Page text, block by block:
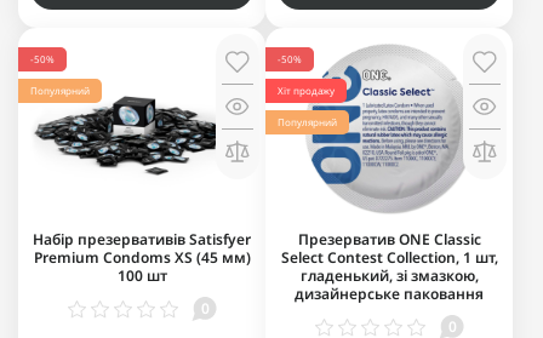
-50%
Популярний
Набір презервативів Satisfyer
Premium Condoms XS (45 мм)
100 шт
0
-50%
Хіт продажу
Популярний
Презерватив ONE Classic
Select Contest Collection, 1 шт,
гладенький, зі змазкою,
дизайнерське паковання
0